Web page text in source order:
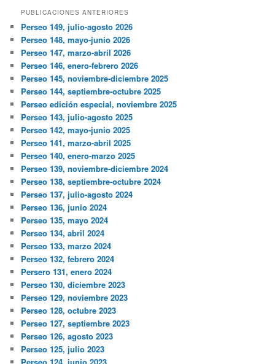
PUBLICACIONES ANTERIORES
Perseo 149, julio-agosto 2026
Perseo 148, mayo-junio 2026
Perseo 147, marzo-abril 2026
Perseo 146, enero-febrero 2026
Perseo 145, noviembre-diciembre 2025
Perseo 144, septiembre-octubre 2025
Perseo edición especial, noviembre 2025
Perseo 143, julio-agosto 2025
Perseo 142, mayo-junio 2025
Perseo 141, marzo-abril 2025
Perseo 140, enero-marzo 2025
Perseo 139, noviembre-diciembre 2024
Perseo 138, septiembre-octubre 2024
Perseo 137, julio-agosto 2024
Perseo 136, junio 2024
Perseo 135, mayo 2024
Perseo 134, abril 2024
Perseo 133, marzo 2024
Perseo 132, febrero 2024
Persero 131, enero 2024
Perseo 130, diciembre 2023
Perseo 129, noviembre 2023
Perseo 128, octubre 2023
Perseo 127, septiembre 2023
Perseo 126, agosto 2023
Perseo 125, julio 2023